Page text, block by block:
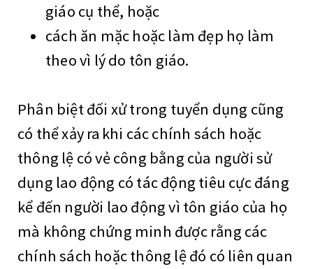
giáo cụ thể, hoặc
cách ăn mặc hoặc làm đẹp họ làm
theo vì lý do tôn giáo.
Phân biệt đối xử trong tuyển dụng cũng
có thể xảy ra khi các chính sách hoặc
thông lệ có vẻ công bằng của người sử
dụng lao động có tác động tiêu cực đáng
kể đến người lao động vì tôn giáo của họ
mà không chứng minh được rằng các
chính sách hoặc thông lệ đó có liên quan